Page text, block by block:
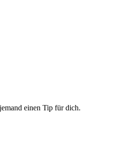
einen Tip für dich.